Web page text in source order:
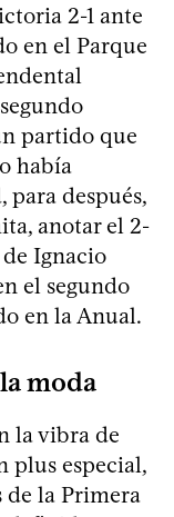
2-1 ante
en el Parque
partido que
había
después,
anotar el 2-
Ignacio
el segundo
en la Anual.
moda
la vibra de
plus especial,
de la Primera